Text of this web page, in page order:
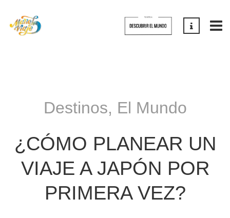
Destinos, El Mundo
¿CÓMO PLANEAR UN
VIAJE A JAPÓN POR
PRIMERA VEZ?